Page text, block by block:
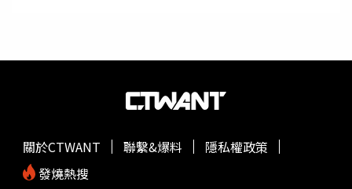
關於CTWANT 聯繫&爆料
隱私權政策
發燒熱搜